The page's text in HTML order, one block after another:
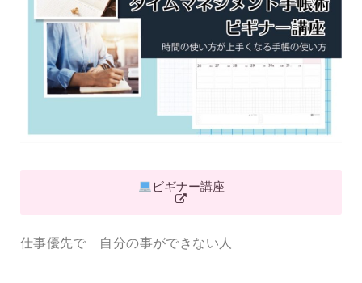
ビギナー講座
仕事優先で 自分の事ができない人